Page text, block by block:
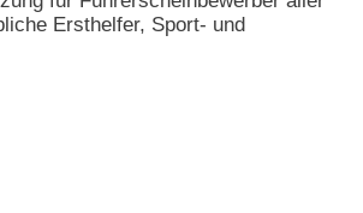
Ersthelfer, Sport- und